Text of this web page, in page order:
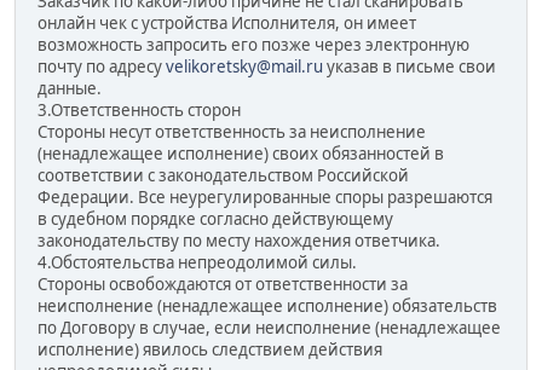
онлайн чек с устройства Исполнителя, он имеет
возможность запросить его позже через электронную
почту по адресуvelikoretsky@mail.ru указав в письме свои
данные.
3.Ответственность сторон
Стороны несут ответственность за неисполнение
(ненадлежащее исполнение) своих обязанностей в
соответствии с законодательством Российской
Федерации. Все неурегулированные споры разрешаются
в судебном порядке согласно действующему
законодательству по месту нахождения ответчика.
4.Обстоятельства непреодолимой силы.
Стороны освобождаются от ответственности за
неисполнение (ненадлежащее исполнение) обязательств
по Договору в случае, если неисполнение (ненадлежащее
исполнение) явилось следствием действия